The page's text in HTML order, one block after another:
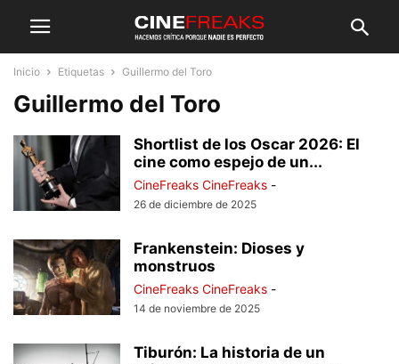
Inicio Etiquetas Guillermo del Toro
Guillermo del Toro
Shortlist de los Oscar 2026: El
cine como espejo de un...
CineFreaks CineFreaks -
26 de diciembre de 2025
Frankenstein: Dioses y
monstruos
CineFreaks CineFreaks -
14 de noviembre de 2025
Tiburón: La historia de un